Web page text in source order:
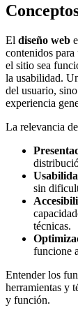
El diseño web
contenidos
el sitio sea
la usabilidad.
del usuario,
experiencia
La relevancia
sin
técnicas.
funcione
Entender los
herramientas y
y función.